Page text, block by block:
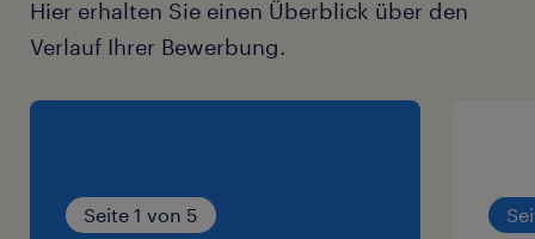
Hier erhalten Sie einen Überblick über den
Verlauf Ihrer Bewerbung.
Seite 1 von 5